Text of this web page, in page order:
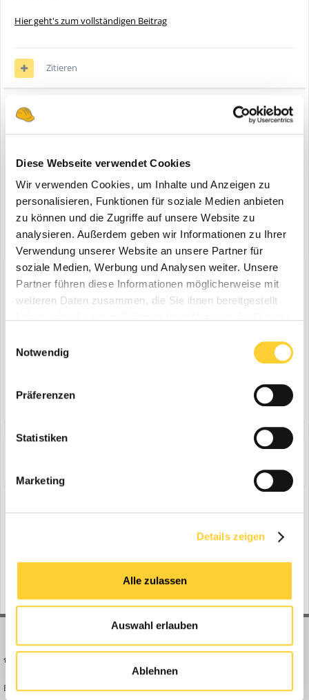
Diese Webseite verwendet Cookies
Wir verwenden Cookies, um Inhalte und Anzeigen zu
personalisieren, Funktionen für soziale Medien anbieten
zu können und die Zugriffe auf unsere Website zu
analysieren. Außerdem geben wir Informationen zu Ihrer
Verwendung unserer Website an unsere Partner für
soziale Medien, Werbung und Analysen weiter. Unsere
Partner führen diese Informationen möglicherweise mit
weiteren Daten zusammen, die Sie ihnen bereitgestellt
Notwendig
Präferenzen
Statistiken
Marketing
Details zeigen
Alle zulassen
Auswahl erlauben
Ablehnen
Hier geht's zum vollständigen Beitrag
Zitieren
Registriere dich um diese Anzeige nicht mehr zu sehen.
Diskutiere mit!
Du kannst jetzt antworten und Dich später anmelden. Wenn du
bereits einen Account hast kannst du dich hier anmelden.
Zur Themenübersicht
No registered users viewing this page.
Bauforum24 News
Registrieren